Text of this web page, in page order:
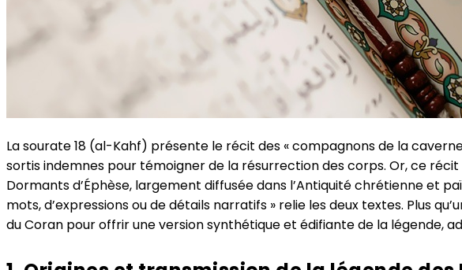
La sourate 18 (al-Kahf) présente le récit des « compagnons de la
sortis indemnes pour témoigner de la résurrection des corps. Or, ce
Dormants d’Éphèse, largement diffusée dans l’Antiquité chrétienne et
mots, d’expressions ou de détails narratifs » relie les deux textes. Plus
du Coran pour offrir une version synthétique et édifiante de la légende,